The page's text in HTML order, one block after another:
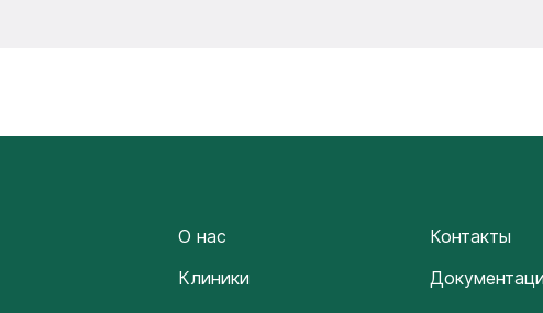
О нас
Клиники
Контакты